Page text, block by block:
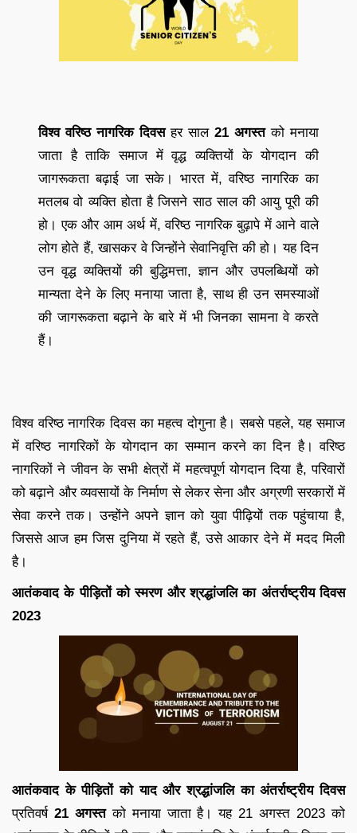
विश्व वरिष्ठ नागरिक दिवसहर साल21 अगस्तको मनाया
जाता है ताकि समाज में वृद्ध व्यक्तियों के योगदान की
जागरूकता बढ़ाई जा सके। भारत में, वरिष्ठ नागरिक का
मतलब वो व्यक्ति होता है जिसने साठ साल की आयु पूरी की
हो। एक और आम अर्थ में, वरिष्ठ नागरिक बुढ़ापे में आने वाले
लोग होते हैं, खासकर वे जिन्होंने सेवानिवृत्ति की हो। यह दिन
उन वृद्ध व्यक्तियों की बुद्धिमत्ता, ज्ञान और उपलब्धियों को
मान्यता देने के लिए मनाया जाता है, साथ ही उन समस्याओं
की जागरूकता बढ़ाने के बारे में भी जिनका सामना वे करते
हैं।
विश्व वरिष्ठ नागरिक दिवस का महत्व दोगुना है। सबसे पहले, यह समाज
में वरिष्ठ नागरिकों के योगदान का सम्मान करने का दिन है। वरिष्ठ
नागरिकों ने जीवन के सभी क्षेत्रों में महत्वपूर्ण योगदान दिया है, परिवारों
को बढ़ाने और व्यवसायों के निर्माण से लेकर सेना और अग्रणी सरकारों में
सेवा करने तक। उन्होंने अपने ज्ञान को युवा पीढ़ियों तक पहुंचाया है,
जिससे आज हम जिस दुनिया में रहते हैं, उसे आकार देने में मदद मिली
है।
आतंकवाद के पीड़ितों को स्मरण और श्रद्धांजलि का अंतर्राष्ट्रीय दिवस
2023
आतंकवाद के पीड़ितों को याद और श्रद्धांजलि का अंतर्राष्ट्रीय दिवस
प्रतिवर्ष 21 अगस्तको मनाया जाता है। यह 21 अगस्त 2023 को